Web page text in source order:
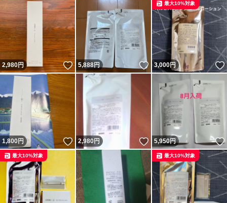
2,980円 いいね！
5,888円 いいね！
3,000円
最大10%対象
1,800円 いいね！
2,980円 いいね！
5,950円
最大10%対象 最大10%対象